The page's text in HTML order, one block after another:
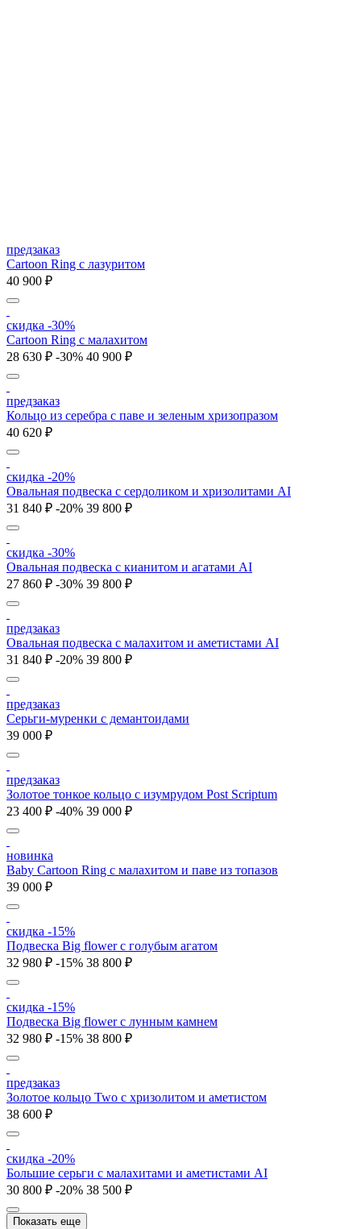
предзаказ
Cartoon Ring с лазуритом
40 900 ₽
скидка -30%
Cartoon Ring с малахитом
28 630 ₽ -30% 40 900 ₽
предзаказ
Кольцо из серебра с паве и зеленым хризопразом
40 620 ₽
скидка -20%
Овальная подвеска с сердоликом и хризолитами AI
31 840 ₽ -20% 39 800 ₽
скидка -30%
Овальная подвеска с кианитом и агатами AI
27 860 ₽ -30% 39 800 ₽
предзаказ
Овальная подвеска с малахитом и аметистами AI
31 840 ₽ -20% 39 800 ₽
предзаказ
Серьги-муренки с демантоидами
39 000 ₽
предзаказ
Золотое тонкое кольцо с изумрудом Post Scriptum
23 400 ₽ -40% 39 000 ₽
новинка
Baby Cartoon Ring с малахитом и паве из топазов
39 000 ₽
скидка -15%
Подвеска Big flower с голубым агатом
32 980 ₽ -15% 38 800 ₽
скидка -15%
Подвеска Big flower с лунным камнем
32 980 ₽ -15% 38 800 ₽
предзаказ
Золотое кольцо Two с хризолитом и аметистом
38 600 ₽
скидка -20%
Большие серьги с малахитами и аметистами AI
30 800 ₽ -20% 38 500 ₽
Показать еще